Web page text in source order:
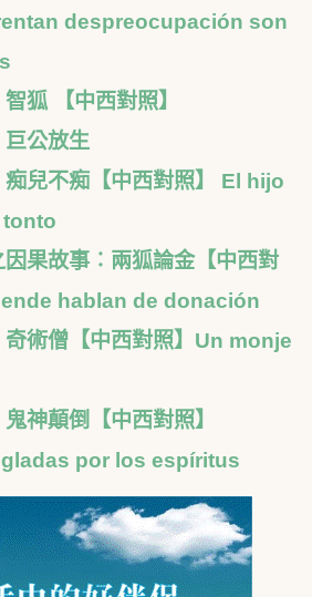
despreocupación son
狐 【中西對照】
巨公放生
痴兒不痴【中西對照】 El hijo
因果故事︰兩狐論金【中西對
hablan de donación
奇術僧【中西對照】Un monje
神顛倒【中西對照】
por los espíritus